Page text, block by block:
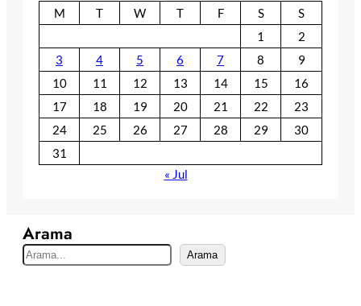
M
T W T F S
S
1
2
3
4 5 6 7 8
9
10
11 12 13 14 15
16
17
18 19 20 21 22
23
24
25 26 27 28 29
30
31
« Jul
Arama
S
e
Arama